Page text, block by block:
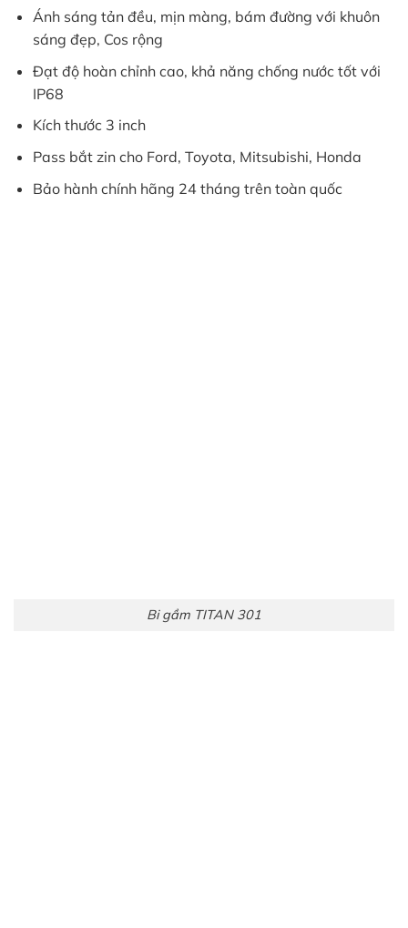
Ánh sáng tản đều, mịn màng, bám đường với khuôn
sáng đẹp, Cos rộng
Đạt độ hoàn chỉnh cao, khả năng chống nước tốt với
IP68
Kích thước 3 inch
Pass bắt zin cho Ford, Toyota, Mitsubishi, Honda
Bảo hành chính hãng 24 tháng trên toàn quốc
Bi gầm TITAN 301